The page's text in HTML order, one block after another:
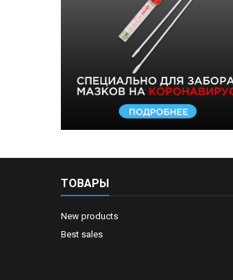
ТОВАРЫ
New products
Best sales